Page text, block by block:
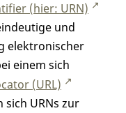
(hier: URN)
und
elektronischer
einem sich
(URL)
URNs zur